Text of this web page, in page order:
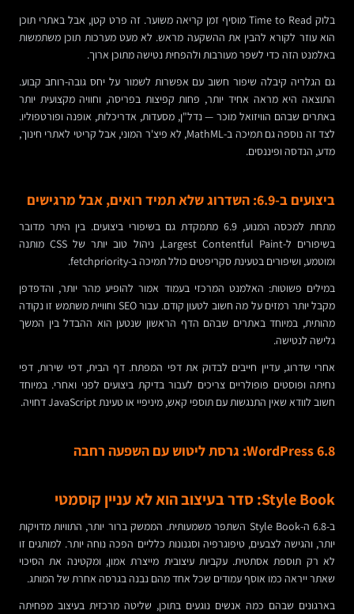
בלוק Time to Read מוסיף זמן קריאה משוער. זה פרט קטן, אבל באתרי תוכן
הוא עוזר לקורא להבין את ההשקעה מראש. לא מעט מערכות תוכן משתמשות
באלמנט הזה כדי לשפר מעורבות ולהפחית נטישה מתוכן ארוך.
גם הגלריה קיבלה שיפור חשוב עם אפשרות לשמור על יחס גובה-רוחב קבוע.
התוצאה היא מראה אחיד יותר, פחות קפיצות בפריסה, וחוויה מקצועית יותר
באתרים שבהם הוויזואל מוכר — נדל"ן, מסעדות, אדריכלות, אופנה ופורטפוליו.
לצד זה נוספה גם תמיכה ב-MathML, לא פיצ'ר המוני, אבל קריטי לאתרי חינוך,
מדע, הנדסה ופיננסים.
ביצועים ב-6.9: השדרוג שלא תמיד רואים, אבל מרגישים
מתחת למכסה המנוע, 6.9 מתמקדת גם בשיפורי ביצועים. בין היתר מדובר
בשיפורים ל-Largest Contentful Paint, ניהול טוב יותר של CSS מותנה
ומוטמע, ושיפורים בטעינת סקריפטים כולל תמיכה ב-fetchpriority.
במילים פשוטות: האלמנט המרכזי בעמוד אמור להופיע מהר יותר, והדפדפן
מקבל יותר רמזים על מה חשוב לטעון קודם. עבור SEO וחוויית משתמש זו נקודה
מהותית, במיוחד באתרים שבהם הדף הראשון שנטען הוא ההבדל בין המשך
גלישה לנטישה.
אחרי שדרוג, עדיין חייבים לבדוק את דפי המפתח. דף הבית, דפי שירות, דפי
נחיתה ופוסטים פופולריים צריכים לעבור בדיקת ביצועים לפני ואחרי. במיוחד
חשוב לוודא שאין התנגשות עם תוספי קאש, מיניפיי או טעינת JavaScript דחויה.
WordPress 6.8: גרסת ליטוש עם השפעה רחבה
Style Book: סדר בעיצוב הוא לא עניין קוסמטי
ב-6.8 ה-Style Book השתפר משמעותית. הממשק ברור יותר, התוויות מדויקות
יותר, והגישה לצבעים, טיפוגרפיה וסגנונות כלליים הפכה נוחה יותר. למותגים זו
לא רק תוספת אסתטית. עקביות עיצובית מייצרת אמון, ומקטינה את הסיכוי
שאתר ייראה כמו אוסף עמודים שכל אחד מהם נבנה בגרסה אחרת של המותג.
בארגונים שבהם כמה אנשים נוגעים בתוכן, שליטה מרכזית בעיצוב מפחיתה